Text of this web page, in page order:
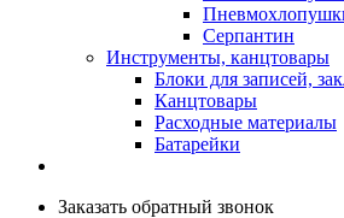
Серпантин
Инструменты, канцтовары
Блоки для записей,
Канцтовары
Расходные материалы
Батарейки
Заказать обратный звонок